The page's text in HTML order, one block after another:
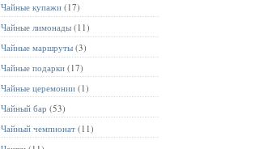
Чайные купажи (17)
Чайные лимонады (11)
Чайные маршруты (3)
Чайные подарки (17)
Чайные церемонии (1)
Чайный бар (53)
Чайный чемпионат (11)